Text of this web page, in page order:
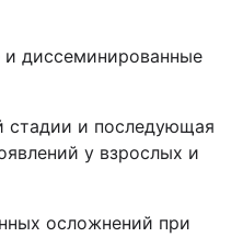
диссеминированные
стадии и последующая
у взрослых и
осложнений при